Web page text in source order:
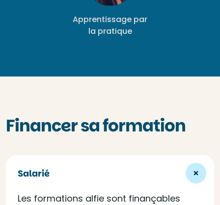
Apprentissage par
la pratique
Financer sa formation
Salarié
Les formations alfie sont finançables